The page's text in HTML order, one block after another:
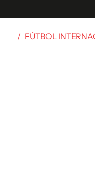
/ FÚTBOL